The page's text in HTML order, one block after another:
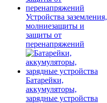
Устройства заземления,
молниезащиты и
защиты от
перенапряжений
Батарейки,
аккумуляторы,
зарядные устройства